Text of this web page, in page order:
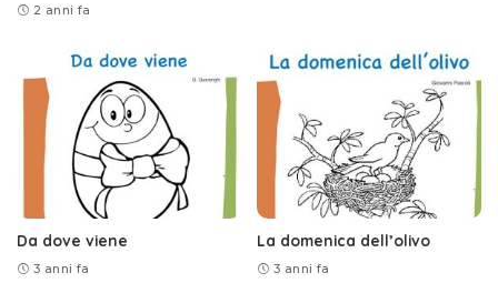
2 anni fa
Da dove viene
3 anni fa
La domenica dell’olivo
3 anni fa